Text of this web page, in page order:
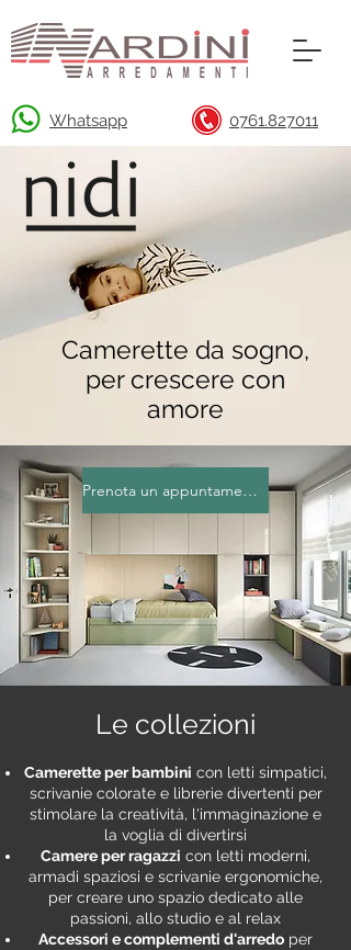
Whatsapp 0761.827011
Camerette da sogno,
per crescere con
amore
Prenota un appuntamento
Le collezioni
Camerette per bambini con letti simpatici,
scrivanie colorate e librerie divertenti per
stimolare la creatività, l'immaginazione e
la voglia di divertirsi
Camere per ragazzi con letti moderni,
armadi spaziosi e scrivanie ergonomiche,
per creare uno spazio dedicato alle
passioni, allo studio e al relax
Accessori e complementi d'arredo per